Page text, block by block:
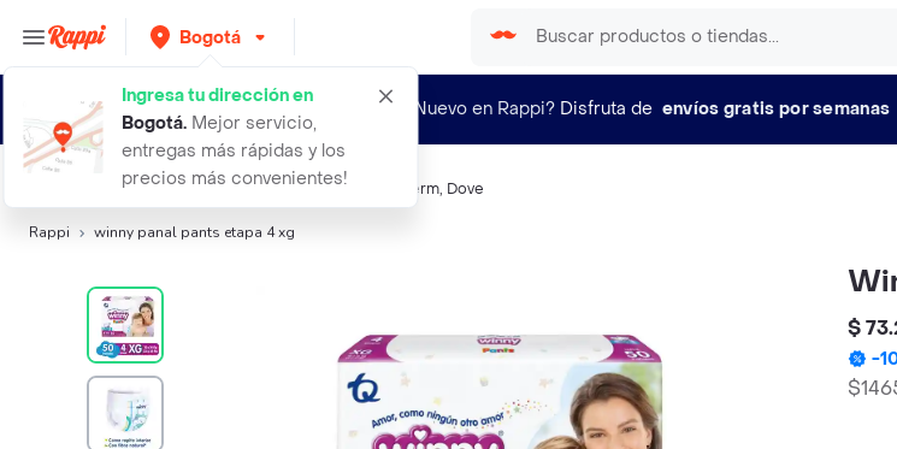
Bogotá
Ingresa tu dirección en
Bogotá. Mejor servicio,
entregas más rápidas y los
precios más convenientes!
¿Nuevo en Rappi? Disfruta de envíos gratis por semanas
Búsquedas relacionadas:Pañales,Winny,Klim Lubriderm, Dove
Rappi winny panal pants etapa 4 xg
$
-